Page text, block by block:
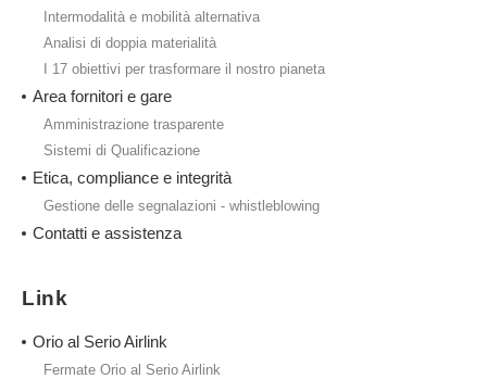
Intermodalità e mobilità alternativa
Analisi di doppia materialità
I 17 obiettivi per trasformare il nostro pianeta
Area fornitori e gare
Amministrazione trasparente
Sistemi di Qualificazione
Etica, compliance e integrità
Gestione delle segnalazioni - whistleblowing
Contatti e assistenza
Link
Orio al Serio Airlink
Fermate Orio al Serio Airlink